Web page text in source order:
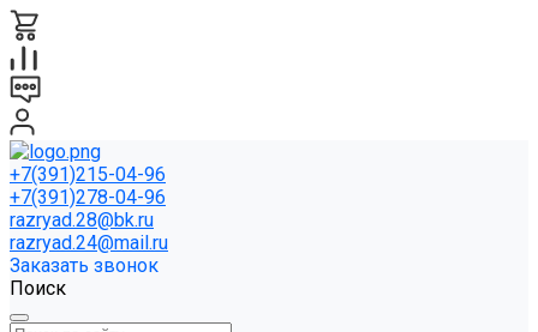
+7(391)215-04-96
+7(391)278-04-96
razryad.28@bk.ru
razryad.24@mail.ru
Заказать звонок
Поиск